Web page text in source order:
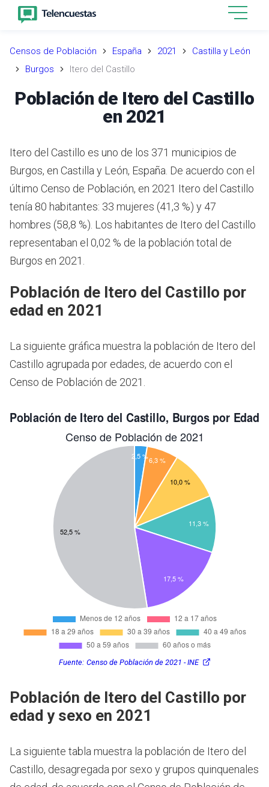
Censos de Población España 2021
Castilla y León
Burgos
Itero del Castillo
Población de Itero del Castillo
en 2021
Itero del Castillo es uno de los 371 municipios de
Burgos, en Castilla y León, España. De acuerdo con el
último Censo de Población, en 2021 Itero del Castillo
tenía 80 habitantes: 33 mujeres (41,3 %) y 47
hombres (58,8 %). Los habitantes de Itero del Castillo
representaban el 0,02 % de la población total de
Burgos en 2021.
Población de Itero del Castillo por
edad en 2021
La siguiente gráfica muestra la población de Itero del
Castillo agrupada por edades, de acuerdo con el
Censo de Población de 2021.
Fuente: Censo de Población de 2021 - INE
Población de Itero del Castillo por
edad y sexo en 2021
La siguiente tabla muestra la población de Itero del
Castillo, desagregada por sexo y grupos quinquenales